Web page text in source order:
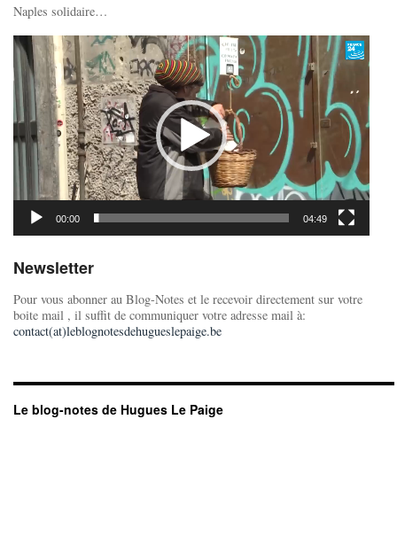
Naples solidaire…
Lecteur
vidéo
00:00 04:49
Newsletter
Pour vous abonner au Blog-Notes et le recevoir directement sur votre
boite mail , il suffit de communiquer votre adresse mail à:
contact(at)leblognotesdehugueslepaige.be
Le blog-notes de Hugues Le Paige